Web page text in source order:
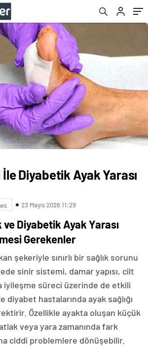
Diyabetik Ayak Yarası
23 Mayıs 2026 11:29
Diyabetik Ayak Yarası
Gerekenler
şekeriyle sınırlı bir sağlık sorunu
sinir sistemi, damar yapısı, cilt
iyileşme süreci üzerinde de etkili
diyabet hastalarında ayak sağlığı
Özellikle ayakta oluşan küçük
veya yara zamanında fark
ciddi problemlere dönüşebilir.